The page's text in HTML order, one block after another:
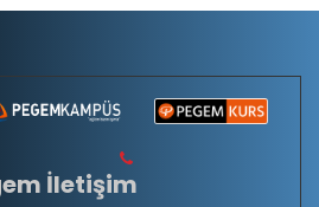
İletişim